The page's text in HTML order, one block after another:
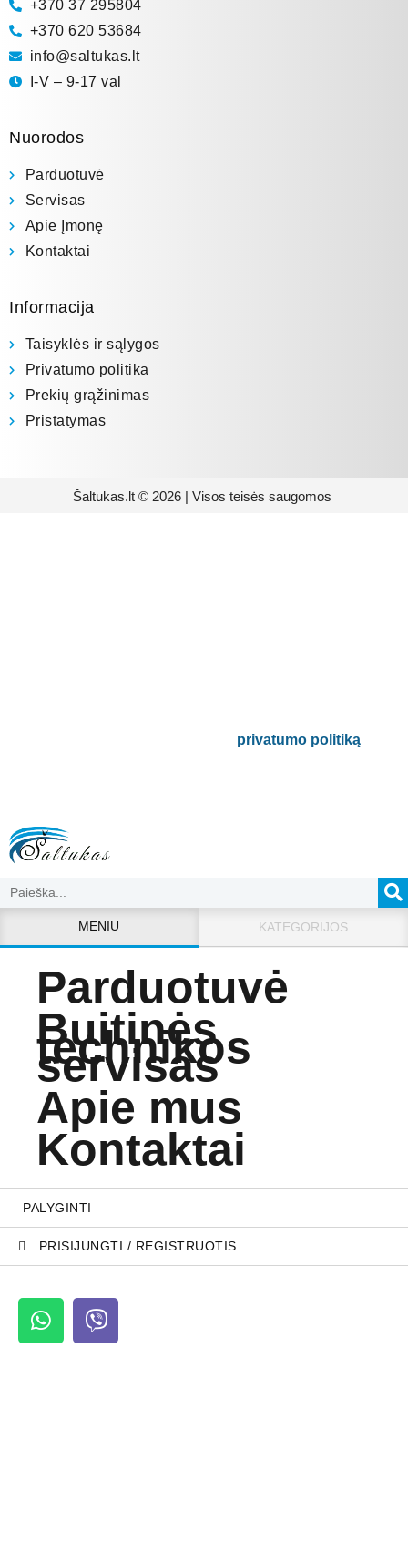
+370 37 295804
+370 620 53684
info@saltukas.lt
I-V – 9-17 val
Nuorodos
Parduotuvė
Servisas
Apie Įmonę
Kontaktai
Informacija
Taisyklės ir sąlygos
Privatumo politika
Prekių grąžinimas
Pristatymas
Šaltukas.lt © 2026 | Visos teisės saugomos
privatumo politiką.
MENIU KATEGORIJOS
Parduotuvė
Buitinės
technikos
servisas
Apie mus
Kontaktai
PALYGINTI
PRISIJUNGTI / REGISTRUOTIS